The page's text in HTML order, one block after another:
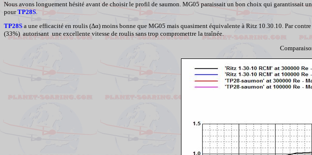
Nous avons longuement hésité avant de choisir le profil de saumon. MG05 paraissait un bon choix qui garantissait
pourTP28S.
TP28S a une efficacité en roulis (Δα) moins bonne que MG05 mais quasiment équivalente à Ritz 10.30.10. Par
(33%) autorisant une excellente vitesse de roulis sans trop compromettre la traînée.